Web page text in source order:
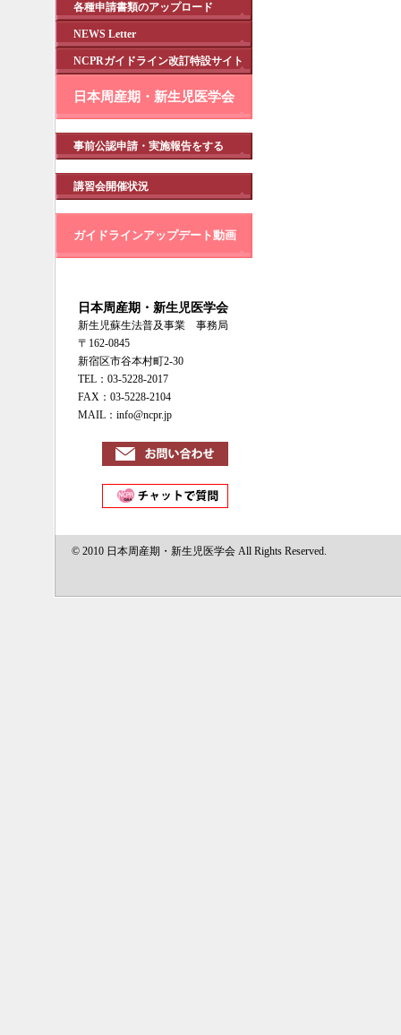
各種申請書類のアップロード
NEWS Letter
NCPRガイドライン改訂特設サイト
日本周産期・新生児医学会
事前公認申請・実施報告をする
講習会開催状況
ガイドラインアップデート動画
日本周産期・新生児医学会
新生児蘇生法普及事業 事務局
〒162-0845
新宿区市谷本村町2-30
TEL：03-5228-2017
FAX：03-5228-2104
MAIL：info@ncpr.jp
© 2010 日本周産期・新生児医学会 All Rights Reserved.